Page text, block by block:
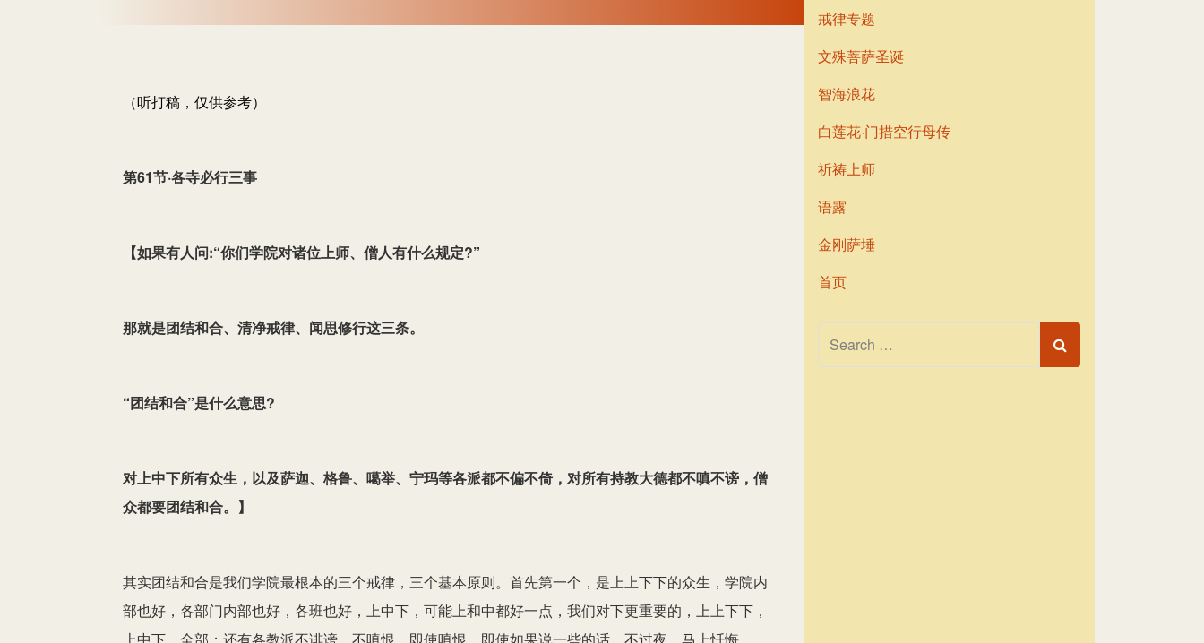
（听打稿，仅供参考）
第61节·各寺必行三事
【如果有人问:“你们学院对诸位上师、僧人有什么规定?”
那就是团结和合、清净戒律、闻思修行这三条。
“团结和合”是什么意思?
对上中下所有众生，以及萨迦、格鲁、噶举、宁玛等各派都不偏不倚，对所有持教大德都不嗔不谤，僧
众都要团结和合。 】
其实团结和合是我们学院最根本的三个戒律，三个基本原则。首先第一个，是上上下下的众生，学院内
部也好，各部门内部也好，各班也好，上中下，可能上和中都好一点，我们对下更重要的，上上下下，
上中下，全部；还有各教派不诽谤、不嗔恨，即使嗔恨，即使如果说一些的话，不过夜，马上忏悔。
戒律专题
文殊菩萨圣诞
智海浪花
白莲花·门措空行母传
祈祷上师
语露
金刚萨埵
首页